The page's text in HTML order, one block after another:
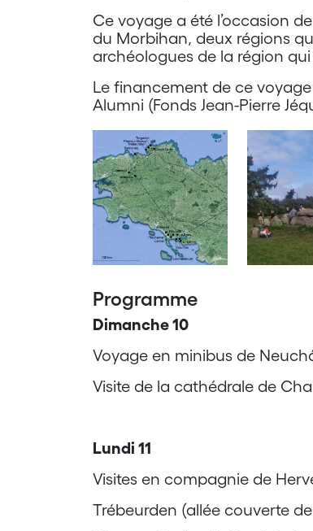
Ce voyage a été l’occasion
du Morbihan, deux régions
archéologues de la région
Le financement de ce
Alumni (Fonds Jean-Pierre
Programme
Dimanche 10
Voyage en minibus de
Visite de la cathédrale de
Lundi 11
Visites en compagnie de
Trébeurden (allée couverte